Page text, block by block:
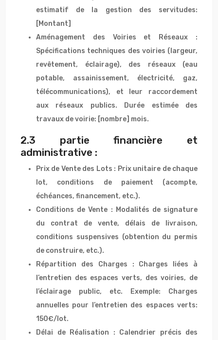
estimatif de la gestion des servitudes:
[Montant]
Aménagement des Voiries et Réseaux :
Spécifications techniques des voiries (largeur,
revêtement, éclairage), des réseaux (eau
potable, assainissement, électricité, gaz,
télécommunications), et leur raccordement
aux réseaux publics. Durée estimée des
travaux de voirie: [nombre] mois.
2.3 partie financière et
administrative :
Prix de Vente des Lots : Prix unitaire de chaque
lot, conditions de paiement (acompte,
échéances, financement, etc.).
Conditions de Vente : Modalités de signature
du contrat de vente, délais de livraison,
conditions suspensives (obtention du permis
de construire, etc.).
Répartition des Charges : Charges liées à
l’entretien des espaces verts, des voiries, de
l’éclairage public, etc. Exemple: Charges
annuelles pour l’entretien des espaces verts:
150€/lot.
Délai de Réalisation : Calendrier précis des